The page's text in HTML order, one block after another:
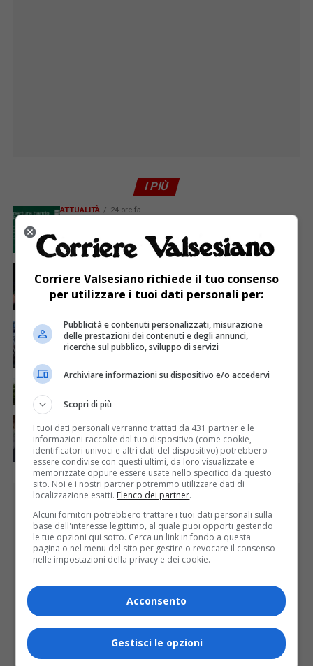
I PIÙ
ATTUALITÀ 24 ore fa
valorizzazione del patrimonio rurale
Sabato 8 agosto in piazza a Varallo Gran Galà Lirico
ATTUALITÀ 7 giorni fa
Domenica inaugurazione del Calice Gigante n. 10 a
Lozzolo
Auguri alla centenaria Piera Rosa Taddia
PUBBLICITÀ
Corriere Valsesiano richiede il tuo consenso
per utilizzare i tuoi dati personali per:
Pubblicità e contenuti personalizzati, misurazione
delle prestazioni dei contenuti e degli annunci,
ricerche sul pubblico, sviluppo di servizi
Archiviare informazioni su dispositivo e/o accedervi
Scopri di più
I tuoi dati personali verranno trattati da 431 partner e le
informazioni raccolte dal tuo dispositivo (come cookie,
identificatori univoci e altri dati del dispositivo) potrebbero
essere condivise con questi ultimi, da loro visualizzate e
memorizzate oppure essere usate nello specifico da questo
sito. Noi e i nostri partner potremmo utilizzare dati di
localizzazione esatti. Elenco dei partner.
Alcuni fornitori potrebbero trattare i tuoi dati personali sulla
base dell'interesse legittimo, al quale puoi opporti gestendo
le tue opzioni qui sotto. Cerca un link in fondo a questa
pagina o nel menu del sito per gestire o revocare il consenso
nelle impostazioni della privacy e dei cookie.
Acconsento
Gestisci le opzioni